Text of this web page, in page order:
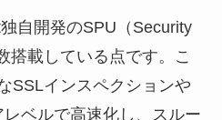
自開発のSPU（Security
搭載している点です。こ
SSLインスペクションや
ベルで高速化し、スルー